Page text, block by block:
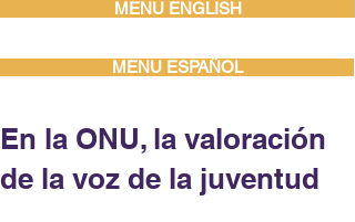
MENU ENGLISH
MENU ESPAÑOL
En la ONU, la valoración
de la voz de la juventud